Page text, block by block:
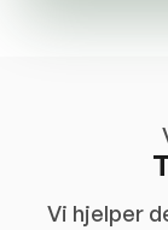
Vi hjelper